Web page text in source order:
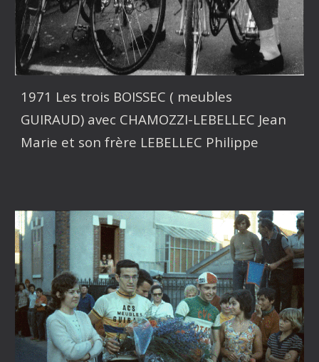
1971 Les trois BOISSEC ( meubles
GUIRAUD) avec CHAMOZZI-LEBELLEC Jean
Marie et son frère LEBELLEC Philippe